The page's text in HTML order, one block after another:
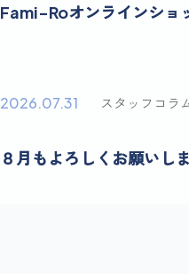
Fami-Roオンラインショ
2026.07.31 スタッフコラ
８月もよろしくお願いし